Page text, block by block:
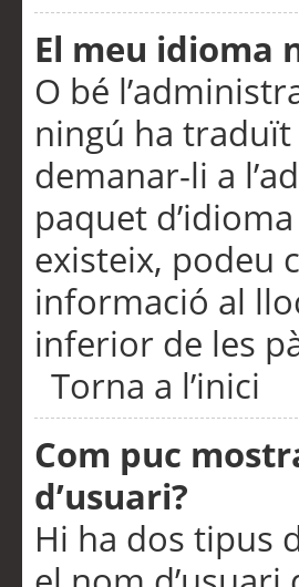
El meu idioma
O bé
ningú ha
demanar-li a
paquet
existeix, podeu
informació al
inferior de les
Torna a l’inici
Com puc
d’usuari?
Hi ha dos tipus